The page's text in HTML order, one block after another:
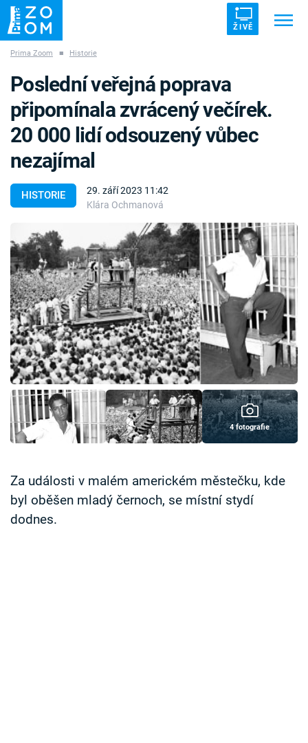
ŽIVĚ
ZÁHADY VETŘELCI DÁVNOVĚKU
Témata
Pořady
TV Program
Časopis
Sledujte prima+
Přihlášení
Prima Zoom ■ Historie
HISTORIE
29. září 2023 11:42
Klára Ochmanová
Poslední veřejná poprava
připomínala zvrácený večírek.
20 000 lidí odsouzený vůbec
nezajímal
4 fotografie
Za události v malém americkém městečku, kde
byl oběšen mladý černoch, se místní stydí
dodnes.